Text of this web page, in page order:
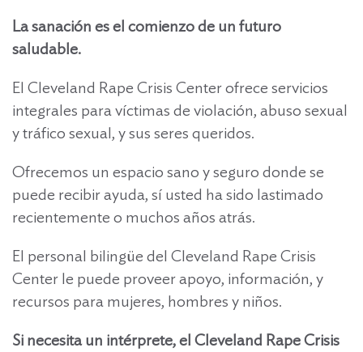
La sanación es el comienzo de un futuro
saludable.
El Cleveland Rape Crisis Center ofrece servicios
integrales para víctimas de violación, abuso sexual
y tráfico sexual, y sus seres queridos.
Ofrecemos un espacio sano y seguro donde se
puede recibir ayuda, sí usted ha sido lastimado
recientemente o muchos años atrás.
El personal bilingüe del Cleveland Rape Crisis
Center le puede proveer apoyo, información, y
recursos para mujeres, hombres y niños.
Si necesita un intérprete, el Cleveland Rape Crisis